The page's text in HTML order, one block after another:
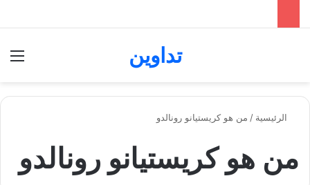
تداوين
الرئيسية / من هو كريستيانو رونالدو
من هو كريستيانو رونالدو